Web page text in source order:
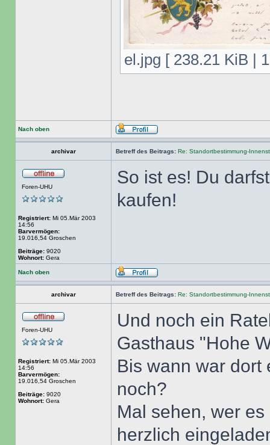
el.jpg [ 238.21 KiB |
Nach oben
archivar Betreff des Beitrags: Re: Standortbestimmung-
Foren-UHU
Registriert: Mi 05.Mär 2003
14:56
Barvermögen:
19.016,54 Groschen
Beiträge: 9020
Wohnort: Gera
So ist es! Du
kaufen!
Nach oben
archivar Betreff des Beitrags: Re: Standortbestimmung-
Foren-UHU
Registriert: Mi 05.Mär 2003
14:56
Barvermögen:
19.016,54 Groschen
Beiträge: 9020
Wohnort: Gera
Und noch ein
Gasthaus "Hohe
Bis wann war dort
noch?
Mal sehen, wer
herzlich